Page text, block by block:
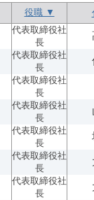
役職 ▼
代表取締役社
長
代表取締役社
長
代表取締役社
長
代表取締役社
長
代表取締役社
長
代表取締役社
長
代表取締役社
長